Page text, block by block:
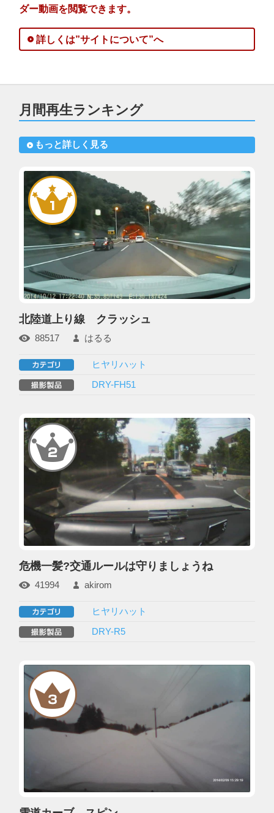
ダー動画を閲覧できます。
詳しくは”サイトについて”へ
月間再生ランキング
もっと詳しく見る
北陸道上り線 クラッシュ
88517 はるる
ヒヤリハット
DRY-FH51
危機一髪?交通ルールは守りましょうね
41994 akirom
ヒヤリハット
DRY-R5